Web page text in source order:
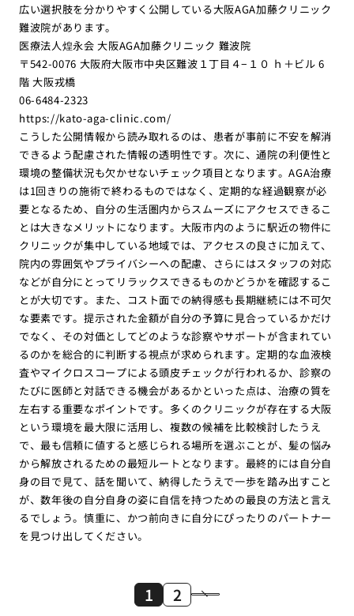
広い選択肢を分かりやすく公開している大阪AGA加藤クリニック
難波院があります。
医療法人煌永会 大阪AGA加藤クリニック 難波院
〒542-0076 大阪府大阪市中央区難波１丁目４−１０ ｈ＋ビル 6
階 大阪戎橋
06-6484-2323
https://kato-aga-clinic.com/
こうした公開情報から読み取れるのは、患者が事前に不安を解消
できるよう配慮された情報の透明性です。次に、通院の利便性と
環境の整備状況も欠かせないチェック項目となります。AGA治療
は1回きりの施術で終わるものではなく、定期的な経過観察が必
要となるため、自分の生活圏内からスムーズにアクセスできるこ
とは大きなメリットになります。大阪市内のように駅近の物件に
クリニックが集中している地域では、アクセスの良さに加えて、
院内の雰囲気やプライバシーへの配慮、さらにはスタッフの対応
などが自分にとってリラックスできるものかどうかを確認するこ
とが大切です。また、コスト面での納得感も長期継続には不可欠
な要素です。提示された金額が自分の予算に見合っているかだけ
でなく、その対価としてどのような診察やサポートが含まれてい
るのかを総合的に判断する視点が求められます。定期的な血液検
査やマイクロスコープによる頭皮チェックが行われるか、診察の
たびに医師と対話できる機会があるかといった点は、治療の質を
左右する重要なポイントです。多くのクリニックが存在する大阪
という環境を最大限に活用し、複数の候補を比較検討したうえ
で、最も信頼に値すると感じられる場所を選ぶことが、髪の悩み
から解放されるための最短ルートとなります。最終的には自分自
身の目で見て、話を聞いて、納得したうえで一歩を踏み出すこと
が、数年後の自分自身の姿に自信を持つための最良の方法と言え
るでしょう。慎重に、かつ前向きに自分にぴったりのパートナー
を見つけ出してください。
1 2